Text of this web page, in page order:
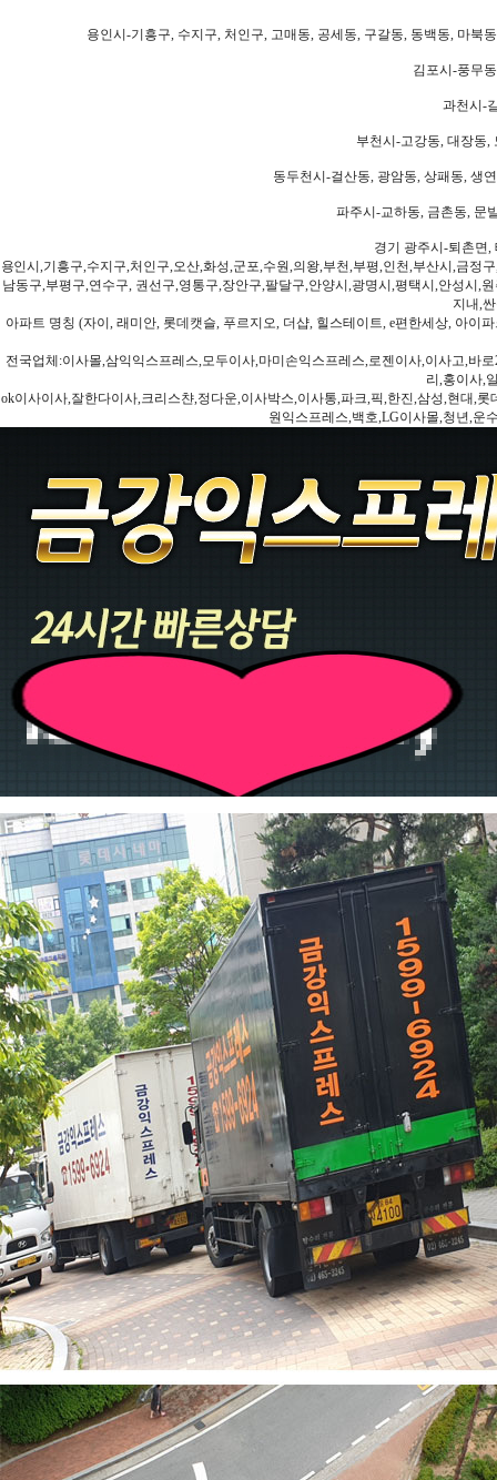
용인시-기흥구, 수지구, 처인구, 고매동, 공세동, 구갈동, 동백동, 마북
김포시-풍무
과천시-
부천시-고강동, 대장동,
동두천시-걸산동, 광암동, 상패동, 생
파주시-교하동, 금촌동, 문
경기 광주시-퇴촌면,
용인시,기흥구,수지구,처인구,오산,화성,군포,수원,의왕,부천,부평,인천,부산시,금
남동구,부평구,연수구, 권선구,영통구,장안구,팔달구,안양시,광명시,평택시,안성시,
지내,
아파트 명칭 (자이, 래미안, 롯데캣슬, 푸르지오, 더샵, 힐스테이트, e편한세상, 아이
전국업체:이사몰,삼익익스프레스,모두이사,마미손익스프레스,로젠이사,이사고,바
리,홍이사,
ok이사이사,잘한다이사,크리스챤,정다운,이사박스,이사통,파크,픽,한진,삼성,현대,
원익스프레스,백호,LG이사몰,청년,운